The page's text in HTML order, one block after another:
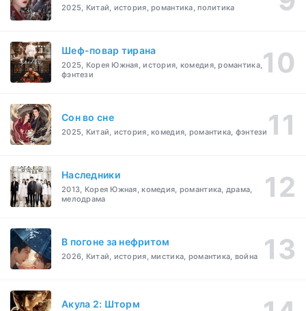
2025, Китай, история, романтика, политика
Шеф-повар тирана
2025, Корея Южная, история, комедия, романтика,
фэнтези
Cон во сне
2025, Китай, история, комедия, романтика, фэнтези
Наследники
2013, Корея Южная, комедия, романтика, драма,
мелодрама
В погоне за нефритом
2026, Китай, история, мистика, романтика, война
Акула 2: Шторм